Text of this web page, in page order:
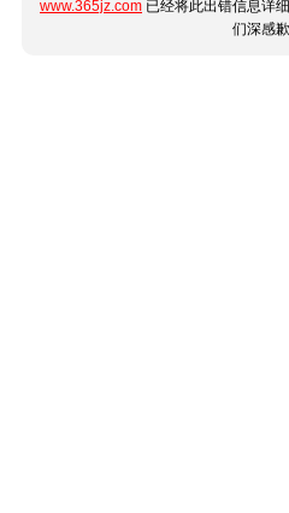
www.365jz.com 已经将此出错信息详
们深感